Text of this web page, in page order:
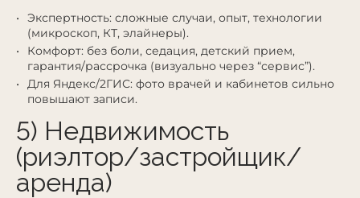
Экспертность: сложные случаи, опыт, технологии
(микроскоп, КТ, элайнеры).
Комфорт: без боли, седация, детский прием,
гарантия/рассрочка (визуально через “сервис”).
Для Яндекс/2ГИС: фото врачей и кабинетов сильно
повышают записи.
5) Недвижимость
(риэлтор/застройщик/
аренда)